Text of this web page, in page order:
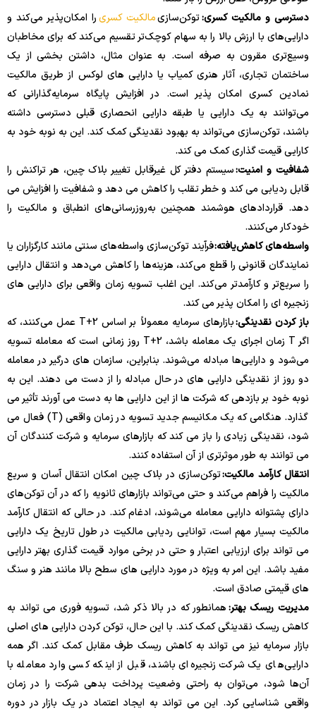
دسترسی و مالکیت کسری:توکن‌سازیمالکیت کسریرا امکان‌پذیر می‌کند و
دارایی‌های با ارزش بالا را به سهام کوچک‌تر تقسیم می‌کند که برای مخاطبان
وسیع‌تری مقرون به صرفه است. به عنوان مثال، داشتن بخشی از یک
ساختمان تجاری، آثار هنری کمیاب یا دارایی های لوکس از طریق مالکیت
نمادین کسری امکان پذیر است. در افزایش پایگاه سرمایه‌گذارانی که
می‌توانند به یک دارایی یا طبقه دارایی انحصاری قبلی دسترسی داشته
باشند، توکن‌سازی می‌تواند به بهبود نقدینگی کمک کند. این به نوبه خود به
کارایی قیمت گذاری کمک می کند.
شفافیت و امنیت:سیستم دفتر کل غیرقابل تغییر بلاک چین، هر تراکنش را
قابل ردیابی می کند و خطر تقلب را کاهش می دهد و شفافیت را افزایش می
دهد. قراردادهای هوشمند همچنین به‌روزرسانی‌های انطباق و مالکیت را
خودکار می‌کنند.
واسطه‌های کاهش‌یافته:فرآیند توکن‌سازی واسطه‌های سنتی مانند کارگزاران یا
نمایندگان قانونی را قطع می‌کند، هزینه‌ها را کاهش می‌دهد و انتقال دارایی
را سریع‌تر و کارآمدتر می‌کند. این اغلب تسویه زمان واقعی برای دارایی های
زنجیره ای را امکان پذیر می کند.
باز کردن نقدینگی:
بازارهای سرمایه معمولاً بر اساس T+2 عمل می‌کنند، که
اگر T زمان اجرای یک معامله باشد، T+2 روز زمانی است که معامله تسویه
می‌شود و دارایی‌ها مبادله می‌شوند. بنابراین، سازمان های درگیر در معامله
دو روز از نقدینگی دارایی های در حال مبادله را از دست می دهند. این به
نوبه خود بر بازدهی که شرکت ها از این دارایی ها به دست می آورند تأثیر می
گذارد. هنگامی که یک مکانیسم جدید تسویه در زمان واقعی (T) فعال می
شود، نقدینگی زیادی را باز می کند که بازارهای سرمایه و شرکت کنندگان آن
می توانند به طور موثرتری از آن استفاده کنند.
انتقال کارآمد مالکیت:توکن‌سازی در بلاک چین امکان انتقال آسان و سریع
مالکیت را فراهم می‌کند و حتی می‌تواند بازارهای ثانویه را که در آن توکن‌های
دارای پشتوانه دارایی معامله می‌شوند، ادغام کند. در حالی که انتقال کارآمد
مالکیت بسیار مهم است، توانایی ردیابی مالکیت در طول تاریخ یک دارایی
می تواند برای ارزیابی اعتبار و حتی در برخی موارد قیمت گذاری بهتر دارایی
مفید باشد. این امر به ویژه در مورد دارایی های سطح بالا مانند هنر و سنگ
های قیمتی صادق است.
مدیریت ریسک بهتر:همانطور که در بالا ذکر شد، تسویه فوری می تواند به
کاهش ریسک نقدینگی کمک کند. با این حال، توکن کردن دارایی های اصلی
بازار سرمایه نیز می تواند به کاهش ریسک طرف مقابل کمک کند. اگر همه
دارایی‌های یک شرکت زنجیره‌ای باشند، قبل از اینکه کسی وارد معامله با
آن‌ها شود، می‌توان به راحتی وضعیت پرداخت بدهی شرکت را در زمان
واقعی شناسایی کرد. این می تواند به ایجاد اعتماد در یک بازار در دوره